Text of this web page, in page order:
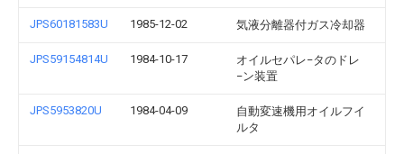
JPS60181583U 1985-12-02 気液分離器付ガス冷却器
JPS59154814U 1984-10-17
オイルセパレ−タのドレ
−ン装置
JPS5953820U 1984-04-09
自動変速機用オイルフイ
ルタ